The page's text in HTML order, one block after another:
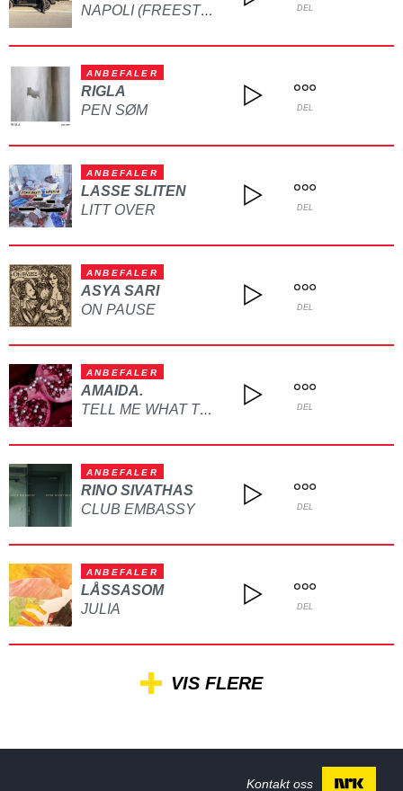
NAPOLI (FREESTYLE) DEL
ANBEFALER
RIGLA
PEN SØM
DEL
ANBEFALER
LASSE SLITEN
LITT OVER
DEL
ANBEFALER
ASYA SARI
ON PAUSE
DEL
ANBEFALER
AMAIDA.
TELL ME WHAT TO DO DEL
ANBEFALER
RINO SIVATHAS
CLUB EMBASSY
DEL
ANBEFALER
LÅSSASOM
JULIA
DEL
VIS FLERE
Kontakt oss